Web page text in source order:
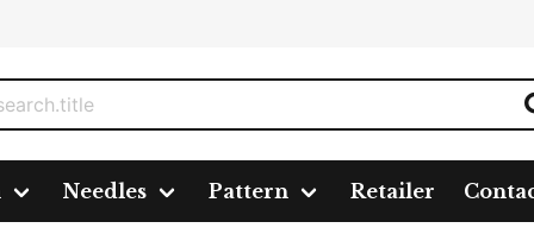
Needles Pattern Retailer